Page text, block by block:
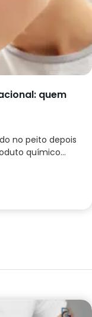
quem
no peito depois
químico...